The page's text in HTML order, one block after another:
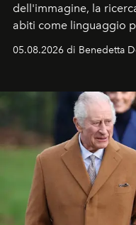
dell'immagine, la
abiti come linguaggio
05.08.2026 di Benedetta